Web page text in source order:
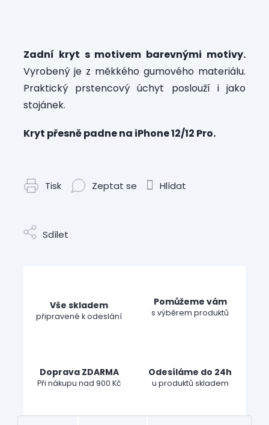
Zadní kryt s motivem barevnými motivy.
Vyrobený je z měkkého gumového materiálu.
Praktický prstencový úchyt poslouží i jako
stojánek.
Kryt přesně padne na iPhone 12/12 Pro.
Tisk Zeptat se Hlídat
Sdílet
Vše skladem
připravené k odeslání
Pomůžeme vám
s výběrem produktů
Doprava ZDARMA
Při nákupu nad 900 Kč
Odesíláme do 24h
u produktů skladem